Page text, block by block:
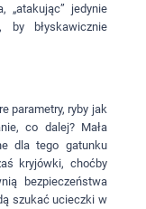
„atakując” jedynie
błyskawicznie
parametry, ryby jak
co dalej? Mała
dla tego gatunku
kryjówki, choćby
bezpieczeństwa
szukać ucieczki w